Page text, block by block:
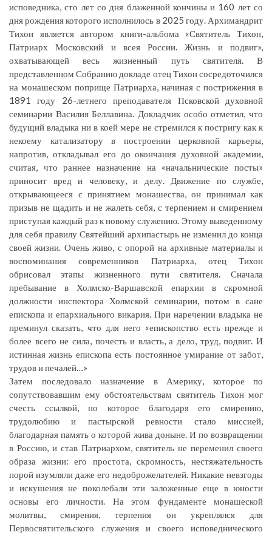
исповедника, сто лет со дня блаженной кончины и 160 лет со
дня рождения которого исполнилось в 2025 году. Архимандрит
Тихон является автором книги-альбома «Святитель Тихон,
Патриарх Московский и всея России. Жизнь и подвиг»,
охватывающей весь жизненный путь святителя. В
представленном Собранию докладе отец Тихон сосредоточился
на монашеском поприще Патриарха, начиная с пострижения в
1891 году 26-летнего преподавателя Псковской духовной
семинарии Василия Беллавина. Докладчик особо отметил, что
будущий владыка ни в коей мере не стремился к постригу как к
некоему катализатору в построении церковной карьеры,
напротив, откладывал его до окончания духовной академии,
считая, что раннее назначение на «начальнические посты»
приносит вред и человеку, и делу. Движение по службе,
открывающееся с принятием монашества, он принимал как
призыв не щадить и не жалеть себя, с терпением и смирением
приступая каждый раз к новому служению. Этому выведенному
для себя правилу Святейший архипастырь не изменил до конца
своей жизни. Очень живо, с опорой на архивные материалы и
воспоминания современников Патриарха, отец Тихон
обрисовал этапы жизненного пути святителя. Сначала
пребывание в Холмско-Варшавской епархии в скромной
должности инспектора Холмской семинарии, потом в сане
епископа и епархиального викария. При наречении владыка не
преминул сказать, что для него «епископство есть прежде и
более всего не сила, почесть и власть, а дело, труд, подвиг. И
истинная жизнь епископа есть постоянное умирание от забот,
трудов и печалей…»
Затем последовало назначение в Америку, которое по
сопутствовавшим ему обстоятельствам святитель Тихон мог
счесть ссылкой, но которое благодаря его смирению,
трудолюбию и пастырской ревности стало миссией,
благодарная память о которой жива доныне. И по возвращении
в Россию, и став Патриархом, святитель не переменил своего
образа жизни: его простота, скромность, нестяжательность
порой изумляли даже его недоброжелателей. Никакие невзгоды
и искушения не поколебали эти заложенные еще в юности
основы его личности. На этом фундаменте монашеской
молитвы, смирения, терпения он укреплялся для
Первосвятительского служения и своего исповеднического